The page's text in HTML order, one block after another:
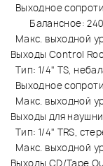
Выходное
Балансное: 240
Макс. выходной
Выходы Control
Тип: 1/4" TS,
Выходное
Макс. выходной
Выходы для
Тип: 1/4" TRS,
Макс. выходной
Выходы CD/Tape